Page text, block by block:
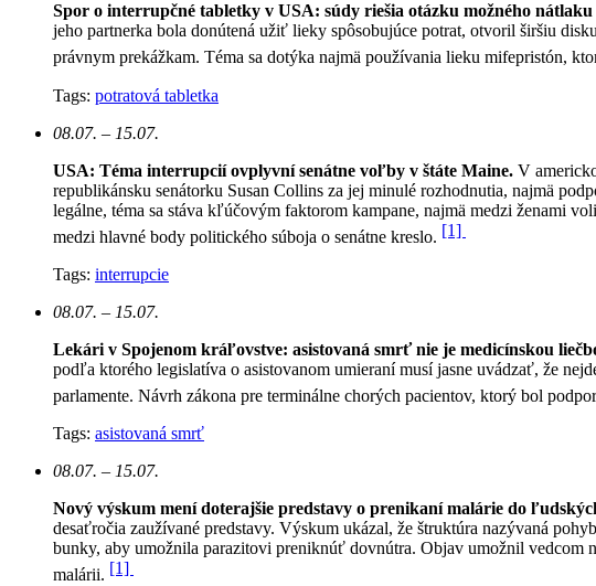
Spor o interrupčné tabletky v USA: súdy riešia otázku možného nátlaku
jeho partnerka bola donútená užiť lieky spôsobujúce potrat, otvoril širšiu
právnym prekážkam. Téma sa dotýka najmä používania lieku mifepristón,
Tags: potratová tabletka
08.07. – 15.07.
USA: Téma interrupcií ovplyvní senátne voľby v štáte Maine. V
republikánsku senátorku Susan Collins za jej minulé rozhodnutia, najmä
legálne, téma sa stáva kľúčovým faktorom kampane, najmä medzi ženami
medzi hlavné body politického súboja o senátne kreslo. [1]
Tags: interrupcie
08.07. – 15.07.
Lekári v Spojenom kráľovstve: asistovaná smrť nie je medicínskou
podľa ktorého legislatíva o asistovanom umieraní musí jasne uvádzať, že
parlamente. Návrh zákona pre terminálne chorých pacientov, ktorý bol
Tags: asistovaná smrť
08.07. – 15.07.
Nový výskum mení doterajšie predstavy o prenikaní malárie do
desaťročia zaužívané predstavy. Výskum ukázal, že štruktúra nazývaná
bunky, aby umožnila parazitovi preniknúť dovnútra. Objav umožnil
malárii. [1]